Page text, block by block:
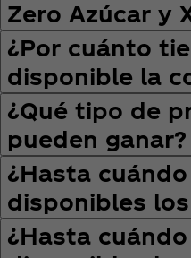
Zero Azúcar y
¿Por cuánto
disponible la
¿Qué tipo de
pueden ganar?
¿Hasta
disponibles
¿Hasta